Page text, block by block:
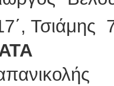
Τσιάμης